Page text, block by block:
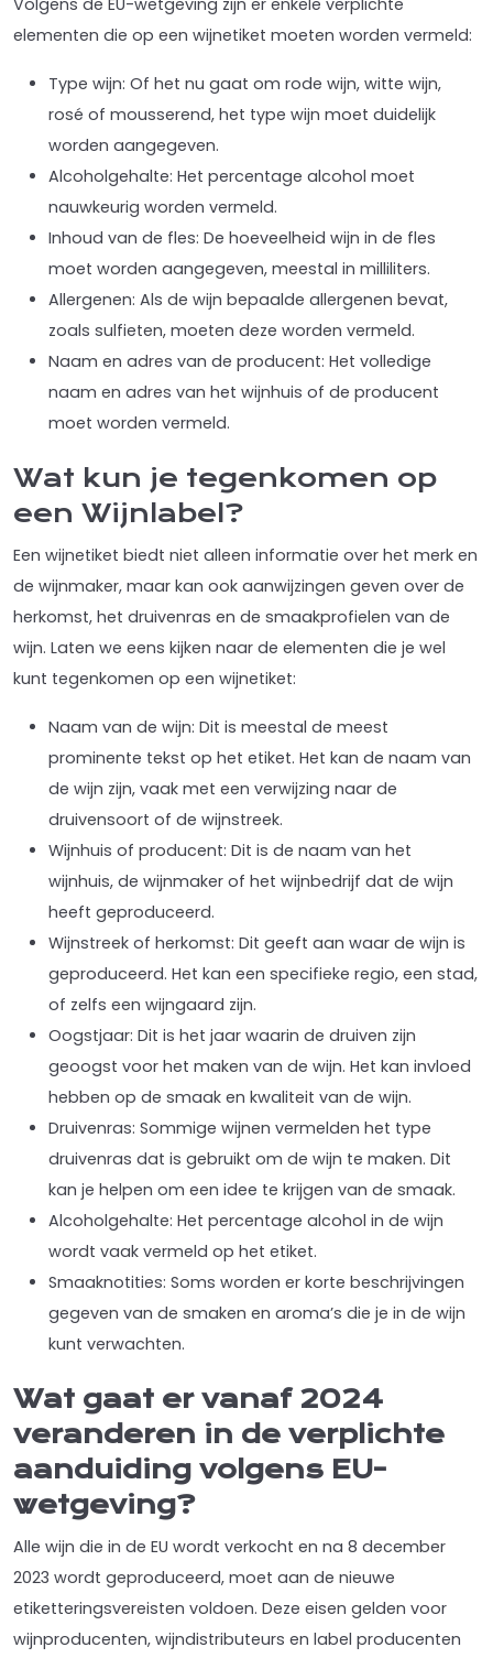
Volgens de EU-wetgeving zijn er enkele verplichte
elementen die op een wijnetiket moeten worden vermeld:
Type wijn: Of het nu gaat om rode wijn, witte wijn,
rosé of mousserend, het type wijn moet duidelijk
worden aangegeven.
Alcoholgehalte: Het percentage alcohol moet
nauwkeurig worden vermeld.
Inhoud van de fles: De hoeveelheid wijn in de fles
moet worden aangegeven, meestal in milliliters.
Allergenen: Als de wijn bepaalde allergenen bevat,
zoals sulfieten, moeten deze worden vermeld.
Naam en adres van de producent: Het volledige
naam en adres van het wijnhuis of de producent
moet worden vermeld.
Wat kun je tegenkomen op
een Wijnlabel?
Een wijnetiket biedt niet alleen informatie over het merk en
de wijnmaker, maar kan ook aanwijzingen geven over de
herkomst, het druivenras en de smaakprofielen van de
wijn. Laten we eens kijken naar de elementen die je wel
kunt tegenkomen op een wijnetiket:
Naam van de wijn: Dit is meestal de meest
prominente tekst op het etiket. Het kan de naam van
de wijn zijn, vaak met een verwijzing naar de
druivensoort of de wijnstreek.
Wijnhuis of producent: Dit is de naam van het
wijnhuis, de wijnmaker of het wijnbedrijf dat de wijn
heeft geproduceerd.
Wijnstreek of herkomst: Dit geeft aan waar de wijn is
geproduceerd. Het kan een specifieke regio, een stad,
of zelfs een wijngaard zijn.
Oogstjaar: Dit is het jaar waarin de druiven zijn
geoogst voor het maken van de wijn. Het kan invloed
hebben op de smaak en kwaliteit van de wijn.
Druivenras: Sommige wijnen vermelden het type
druivenras dat is gebruikt om de wijn te maken. Dit
kan je helpen om een idee te krijgen van de smaak.
Alcoholgehalte: Het percentage alcohol in de wijn
wordt vaak vermeld op het etiket.
Smaaknotities: Soms worden er korte beschrijvingen
gegeven van de smaken en aroma’s die je in de wijn
kunt verwachten.
Wat gaat er vanaf 2024
veranderen in de verplichte
aanduiding volgens EU-
wetgeving?
Alle wijn die in de EU wordt verkocht en na 8 december
2023 wordt geproduceerd, moet aan de nieuwe
etiketteringsvereisten voldoen. Deze eisen gelden voor
wijnproducenten, wijndistributeurs en label producenten